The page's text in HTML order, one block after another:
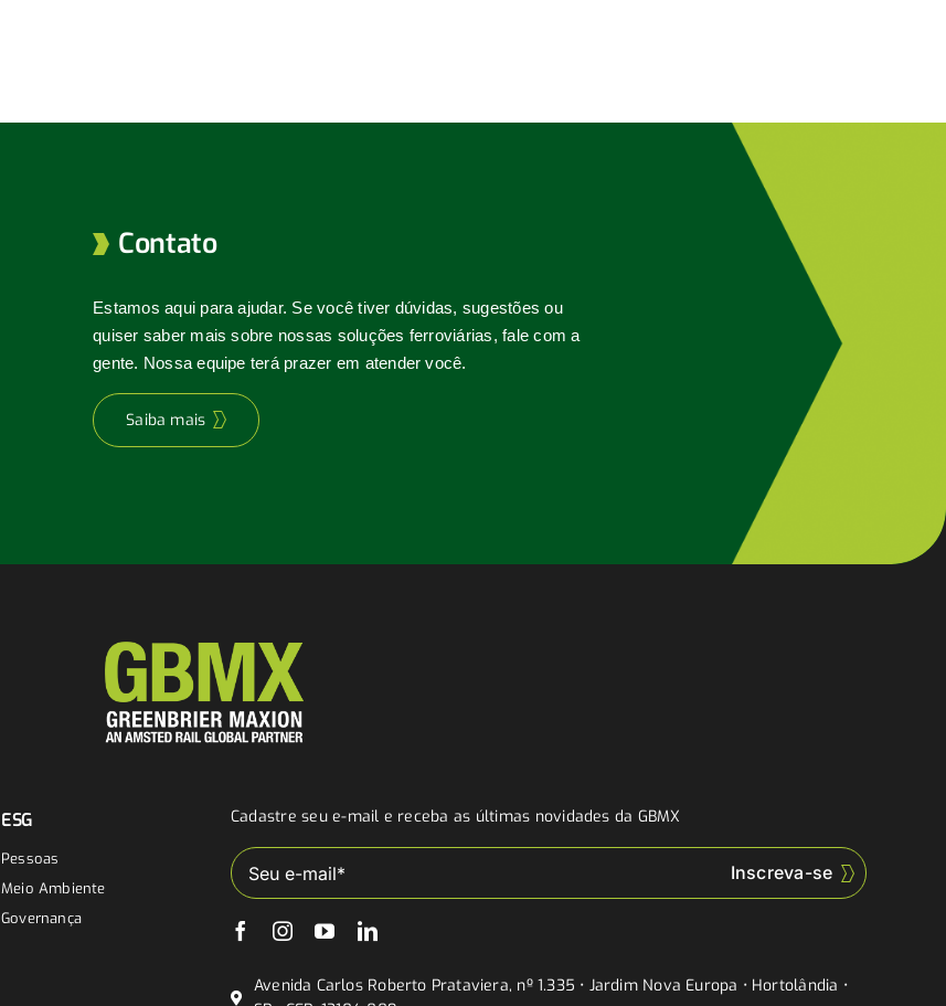
Contato
Estamos aqui para ajudar. Se você tiver dúvidas, sugestões ou
quiser saber mais sobre nossas soluções ferroviárias, fale com a
gente. Nossa equipe terá prazer em atender você.
Saiba mais
ESG
Pessoas
Meio Ambiente
Governança
Cadastre seu e-mail e receba as últimas novidades da GBMX
Avenida Carlos Roberto Prataviera, nº 1.335 • Jardim Nova Europa • Hortolândia •